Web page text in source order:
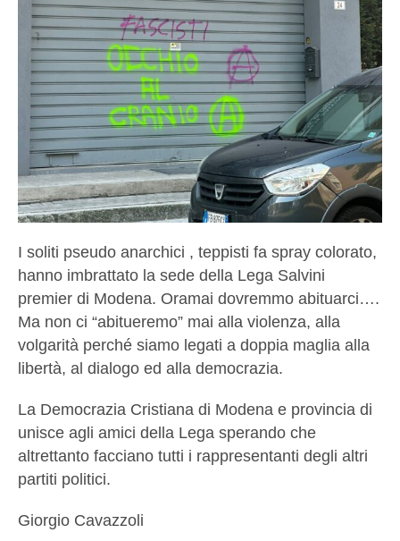
I soliti pseudo anarchici , teppisti fa spray colorato,
hanno imbrattato la sede della Lega Salvini
premier di Modena. Oramai dovremmo abituarci….
Ma non ci “abitueremo” mai alla violenza, alla
volgarità perché siamo legati a doppia maglia alla
libertà, al dialogo ed alla democrazia.
La Democrazia Cristiana di Modena e provincia di
unisce agli amici della Lega sperando che
altrettanto facciano tutti i rappresentanti degli altri
partiti politici.
Giorgio Cavazzoli